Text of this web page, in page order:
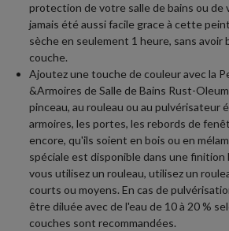
protection de votre salle de bains ou de
jamais été aussi facile grace à cette
sèche en seulement 1 heure, sans avoir
couche.
Ajoutez une touche de couleur avec la
&Armoires de Salle de Bains Rust-
pinceau, au rouleau ou au pulvérisateur
armoires, les portes, les rebords de
encore, qu'ils soient en bois ou en
spéciale est disponible dans une finition
vous utilisez un rouleau, utilisez un
courts ou moyens. En cas de
être diluée avec de l'eau de 10 à 20 %
couches sont recommandées.